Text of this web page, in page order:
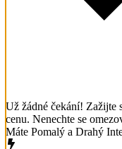
Už žádné čekání! Zažijte
cenu. Nenechte se
Máte Pomalý a Drahý